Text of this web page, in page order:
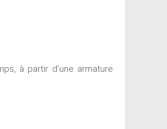
à partir d’une armature